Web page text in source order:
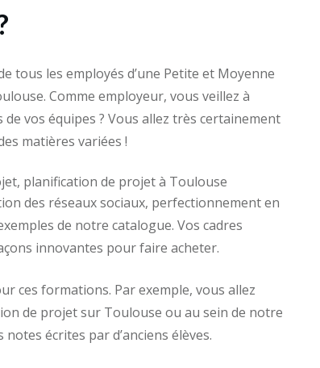
tous les employés d’une Petite et Moyenne
Comme employeur, vous veillez à
vos équipes ? Vous allez très certainement
matières variées !
des réseaux sociaux, perfectionnement en
de notre catalogue. Vos cadres
innovantes pour faire acheter.
ces formations. Par exemple, vous allez
de projet sur Toulouse ou au sein de notre
écrites par d’anciens élèves.